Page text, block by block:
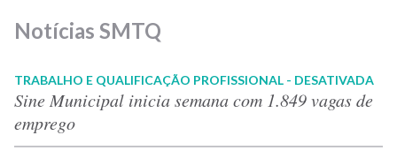
Notícias SMTQ
TRABALHO E QUALIFICAÇÃO PROFISSIONAL - DESATIVADA
Sine Municipal inicia semana com 1.849 vagas de
emprego